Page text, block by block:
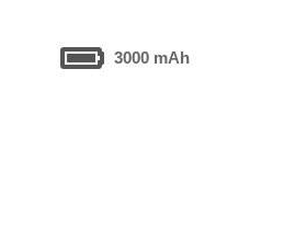
3000 mAh